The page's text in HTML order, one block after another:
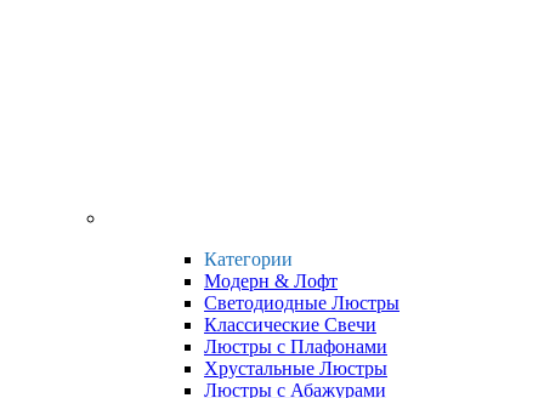
Категории
Модерн & Лофт
Светодиодные Люстры
Классические Свечи
Люстры с Плафонами
Хрустальные Люстры
Люстры с Абажурами